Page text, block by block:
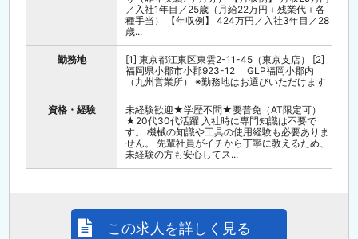
／入社1年目／25歳（月給22万円＋残業代＋各
種手当） 【年収例】 424万円／入社3年目／28
歳...
勤務地
[1] 東京都江東区東雲2-11-45（東京支店） [2]
福岡県小郡市小郡923-12 GLP福岡小郡内
（九州営業所） ※勤務地はお選びいただけます
資格・経験
未経験歓迎★学歴不問★要普免（AT限定可）
★20代30代活躍 入社時に専門知識は不要で
す。 機械の知識や工具の使用経験も必要ありま
せん。 先輩社員がイチから丁寧に教えるため、
未経験の方も安心してス...
この求人を詳しく見る